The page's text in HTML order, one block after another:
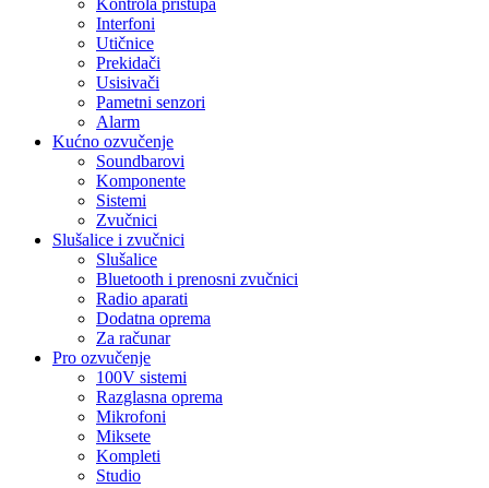
Interfoni
Utičnice
Prekidači
Usisivači
Pametni senzori
Alarm
Kućno ozvučenje
Soundbarovi
Komponente
Sistemi
Zvučnici
Slušalice i zvučnici
Slušalice
Bluetooth i prenosni zvučnici
Radio aparati
Dodatna oprema
Za računar
Pro ozvučenje
100V sistemi
Razglasna oprema
Mikrofoni
Miksete
Kompleti
Studio